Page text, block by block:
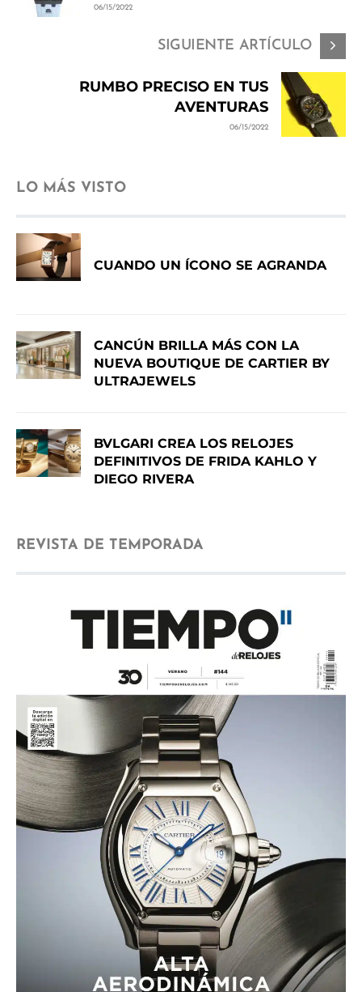
06/15/2022
SIGUIENTE ARTÍCULO
RUMBO PRECISO EN TUS
AVENTURAS
06/15/2022
LO MÁS VISTO
CUANDO UN ÍCONO SE AGRANDA
CANCÚN BRILLA MÁS CON LA
NUEVA BOUTIQUE DE CARTIER BY
ULTRAJEWELS
BVLGARI CREA LOS RELOJES
DEFINITIVOS DE FRIDA KAHLO Y
DIEGO RIVERA
REVISTA DE TEMPORADA